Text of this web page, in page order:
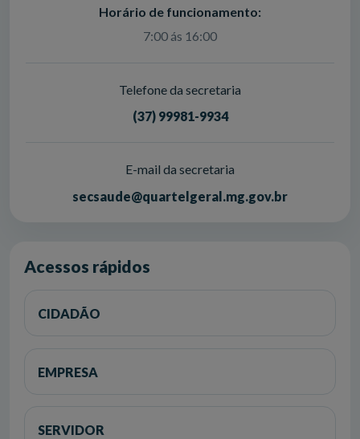
Horário de funcionamento:
7:00 ás 16:00
Telefone da secretaria
(37) 99981-9934
E-mail da secretaria
secsaude@quartelgeral.mg.gov.br
Acessos rápidos
CIDADÃO
EMPRESA
SERVIDOR